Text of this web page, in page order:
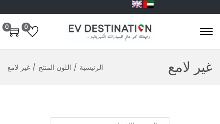
0
0
غير لامع الرئيسية / اللون المنتج / غير لامع